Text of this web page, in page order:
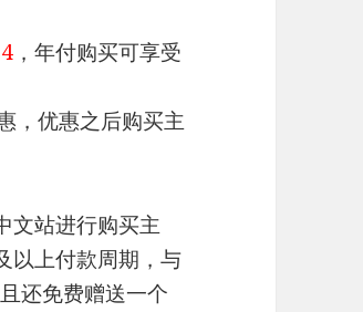
，年付购买可享受
，优惠之后购买主
文站进行购买主
以上付款周期，与
还免费赠送一个